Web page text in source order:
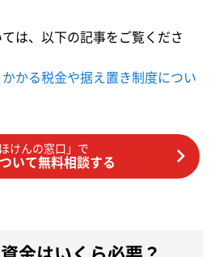
は、以下の記事をご覧くださ
かる税金や据え置き制度につい
ほけんの窓口」で
いて無料相談する